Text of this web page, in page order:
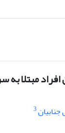
مبتلا
3